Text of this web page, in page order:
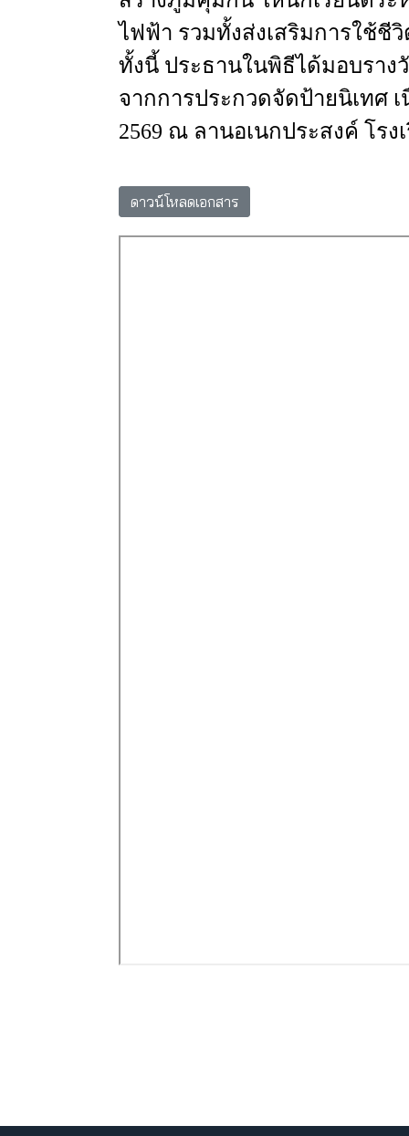
ไฟฟ้า รวมทั้งส่งเสริมการใช้ชี
ทั้งนี้ ประธานในพิธีได้มอบราง
จากการประกวดจัดป้ายนิเทศ
2569 ณ ลานอเนกประสงค์ โร
ดาวน์โหลดเอกสาร